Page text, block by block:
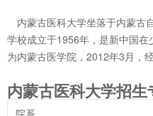
内蒙古医科大学坐落于内蒙古
学校成立于1956年，是新中国
为内蒙古医学院，2012年3月，
内蒙古医科大学招生
院系